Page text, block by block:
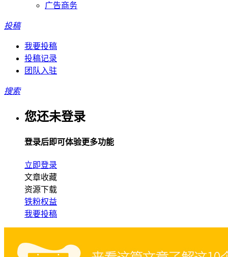
广告商务
投稿
我要投稿
投稿记录
团队入驻
搜索
您还未登录
登录后即可体验更多功能
立即登录
文章收藏
资源下载
铁粉权益
我要投稿